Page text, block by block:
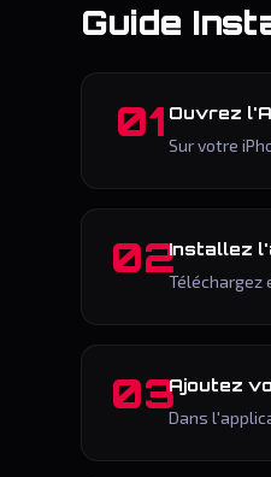
Guide
01 Ouvrez
Sur votre
02Installez
Téléchargez
03Ajoutez
Dans